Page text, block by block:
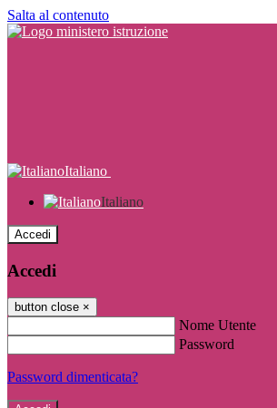
Salta al contenuto
Italiano
Italiano
Accedi
Accedi
button close ×
Nome Utente
Password
Password dimenticata?